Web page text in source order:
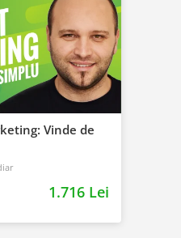
Vinde de
1.716 Lei